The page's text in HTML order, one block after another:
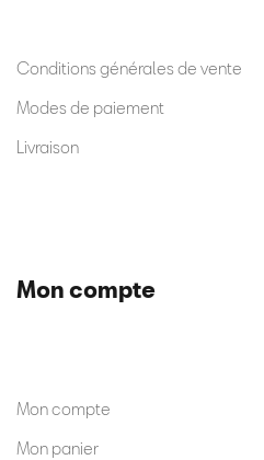
Conditions générales de vente
Modes de paiement
Livraison
Mon compte
Mon compte
Mon panier